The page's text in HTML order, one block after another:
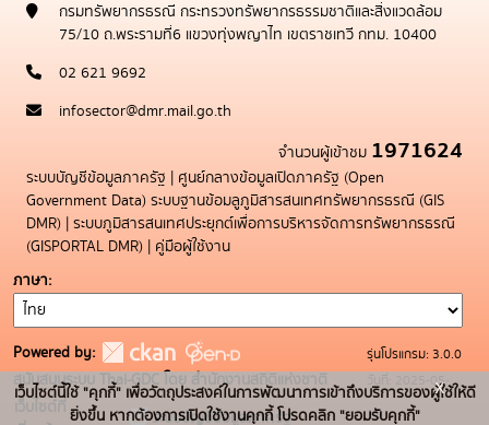
กรมทรัพยากรธรณี กระทรวงทรัพยากรธรรมชาติและสิ่งแวดล้อม
75/10 ถ.พระรามที่6 แขวงทุ่งพญาไท เขตราชเทวี กทม. 10400
02 621 9692
infosector@dmr.mail.go.th
จำนวนผู้เข้าชม 1971624
ระบบบัญชีข้อมูลภาครัฐ | ศูนย์กลางข้อมูลเปิดภาครัฐ (Open
Government Data) ระบบฐานข้อมลูภูมิสารสนเทศทรัพยากรธรณี (GIS
DMR) | ระบบภูมิสารสนเทศประยุกต์เพื่อการบริหารจัดการทรัพยากรธรณี
(GISPORTAL DMR) | คู่มือผู้ใช้งาน
ภาษา
Powered by:
สนับสนุนระบบ Thai-GDC โดย สำนักงานสถิติแห่งชาติ
เว็บไซต์ที่
ระบบบัญชีข้อมูลภาครัฐ
รุ่นโปรแกรม: 3.0.0
วันที่: 2025-05-
19
เว็บไซต์นี้ใช้ "คุกกี้" เพื่อวัตถุประสงค์ในการพัฒนาการเข้าถึงบริการของผู้ใช้ให้ดี
ยิ่งขึ้น หากต้องการเปิดใช้งานคุกกี้ โปรดคลิก "ยอมรับคุกกี้"
x